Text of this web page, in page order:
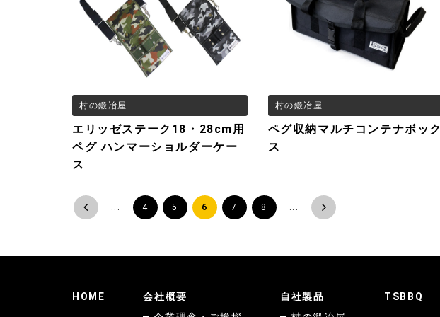
村の鍛冶屋
エリッゼステーク18・28cm用
ペグ ハンマーショルダーケー
ス
村の鍛冶屋
ペグ収納マルチコンテナボック
ス
4 5 6 7 8
HOME
会社概要
自社製品
TSBBQ